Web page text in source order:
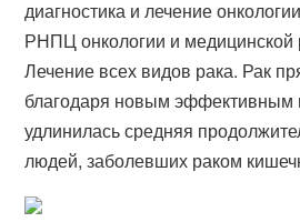
диагностика и лечение
РНПЦ онкологии и медицинской
Лечение всех видов рака. Рак
благодаря новым эффективным
удлинилась средняя
людей, заболевших раком